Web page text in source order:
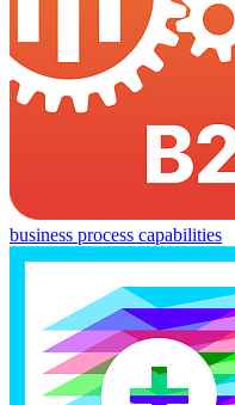
business process capabilities